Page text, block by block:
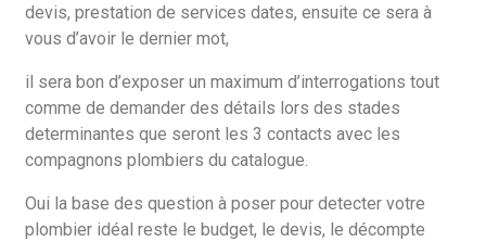
devis, prestation de services dates, ensuite ce sera à
vous d’avoir le dernier mot,
il sera bon d’exposer un maximum d’interrogations tout
comme de demander des détails lors des stades
determinantes que seront les 3 contacts avec les
compagnons plombiers du catalogue.
Oui la base des question à poser pour detecter votre
plombier idéal reste le budget, le devis, le décompte